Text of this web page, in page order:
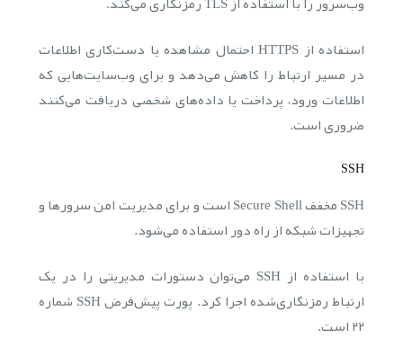
استفاده از HTTPS احتمال مشاهده یا دست‌کاری اطلاعات
در مسیر ارتباط را کاهش می‌دهد و برای وب‌سایت‌هایی که
اطلاعات ورود، پرداخت یا داده‌های شخصی دریافت می‌کنند
ضروری است.
SSH
SSH مخفف Secure Shell است و برای مدیریت امن سرورها و
تجهیزات شبکه از راه دور استفاده می‌شود.
با استفاده از SSH می‌توان دستورات مدیریتی را در یک
ارتباط رمزنگاری‌شده اجرا کرد. پورت پیش‌فرض SSH شماره
۲۲ است.